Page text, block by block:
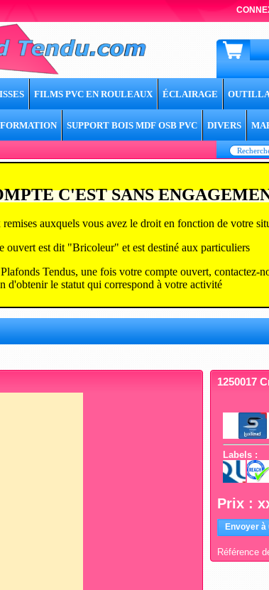
FILMS PVC EN ROULEAUX ÉCLAIRAGE
SUPPORT BOIS MDF OSB PVC DIVERS
C'EST SANS
auxquels vous avez le droit en fonction de votre
ouvert est dit "Bricoleur" et est destiné aux particuliers
Tendus, une fois votre compte ouvert, contactez-
d'obtenir le statut qui correspond à votre activité
1250017
Labels :
Prix :
Envoyer à
Référence